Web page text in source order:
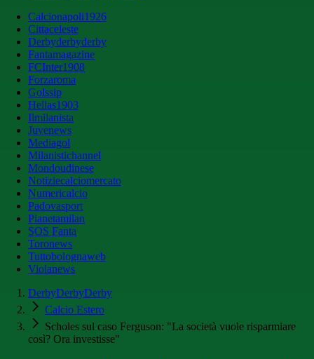
Calcionapoli1926
Cittaceleste
Derbyderbyderby
Fantamagazine
FCInter1908
Forzaroma
Golssip
Hellas1903
Ilmilanista
Juvenews
Mediagol
Milanistichannel
Mondoudinese
Notiziecalciomercato
Numericalcio
Padovasport
Pianetamilan
SOS Fanta
Toronews
Tuttobolognaweb
Violanews
DerbyDerbyDerby
Calcio Estero
Scholes sul caso Ferguson: "La società vuole risparmiare
così? Ora investisse"